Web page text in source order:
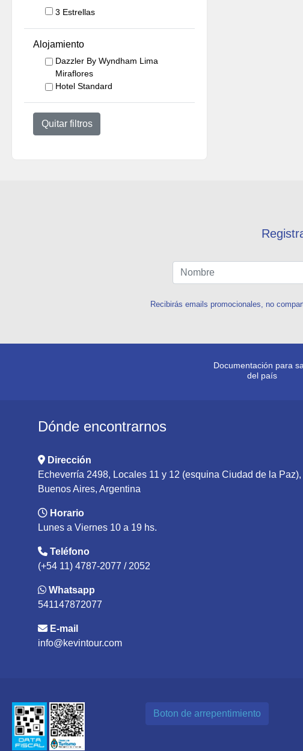
3 Estrellas
Alojamiento
Dazzler By Wyndham Lima
Miraflores
Hotel Standard
Quitar filtros
Recibirás emails promocionales, no
Documentación para
del país
Dónde encontrarnos
Dirección
Echeverría 2498, Locales 11 y 12 (esquina Ciudad de la
Buenos Aires, Argentina
Horario
Lunes a Viernes 10 a 19 hs.
Teléfono
(+54 11) 4787-2077 / 2052
Whatsapp
541147872077
E-mail
info@kevintour.com
Boton de arrepentimiento